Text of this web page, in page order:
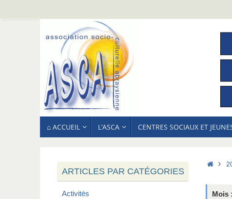
au
AU⌂ ACCUEIL L’ASCA CENTRES SOCIAUX ET
Mois :
ARTICLES PAR CATÉGORIES
Activités